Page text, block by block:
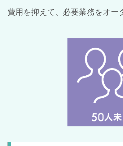
費用を抑えて、必要業務をオー